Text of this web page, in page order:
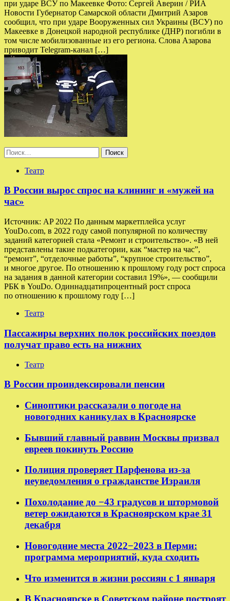
при ударе ВСУ по Макеевке Фото: Сергей Аверин / РИА
Новости Губернатор Самарской области Дмитрий Азаров
сообщил, что при ударе Вооруженных сил Украины (ВСУ) по
Макеевке в Донецкой народной республике (ДНР) погибли в
том числе мобилизованные из его региона. Слова Азарова
приводит Telegram-канал […]
Найти:
Театр
В России вырос спрос на клининг и «мужей на
час»
Источник: AP 2022 По данным маркетплейса услуг
YouDo.com, в 2022 году самой популярной по количеству
заданий категорией стала «Ремонт и строительство». «В ней
представлены такие подкатегории, как “мастер на час”,
“ремонт”, “отделочные работы”, “крупное строительство”,
и многое другое. По отношению к прошлому году рост спроса
на задания в данной категории составил 19%», — сообщили
РБК в YouDo. Одиннадцатипроцентный рост спроса
по отношению к прошлому году […]
Театр
Пассажиры верхних полок российских поездов
получат право есть на нижних
Театр
В России проиндексировали пенсии
Синоптики рассказали о погоде на
новогодних каникулах в Красноярске
Бывший главный раввин Москвы призвал
евреев покинуть Россию
Полиция проверяет Парфенова из-за
неуведомления о гражданстве Израиля
Похолодание до −43 градусов и штормовой
ветер ожидаются в Красноярском крае 31
декабря
Новогодние места 2022−2023 в Перми:
программа мероприятий, куда сходить
Что изменится в жизни россиян с 1 января
В Красноярске в Советском районе построят